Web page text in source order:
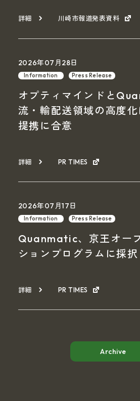
詳細 川崎市報道発表資料
2026年07月28日
Information Press Release
オプティマインドと
流・輸配送領域の高度
提携に合意
詳細 PR TIMES
2026年07月17日
Information Press Release
Quanmatic、京王オー
ションプログラムに採択
詳細 PR TIMES
Archive